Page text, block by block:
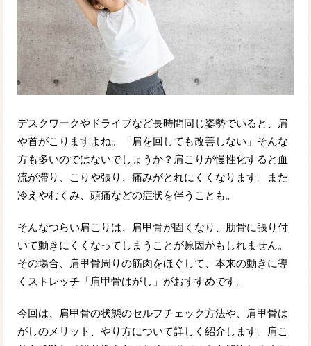
デスクワークやドライブなど長時間同じ姿勢でいると、肩
や首がこりますよね。「肩を回しても改善しない」そんな
方も多いのではないでしょうか？肩こりが慢性化すると血
流が滞り、こりや張り、痛みがとれにくくなります。また
冷えやむくみ、頭痛などの症状を伴うことも。
そんなつらい肩こりは、肩甲骨が固くなり、肋骨に張り付
いて動きにくくなってしまうことが原因かもしれません。
その場合、肩甲骨周りの筋肉をほぐして、本来の動きに導
くストレッチ「肩甲骨はがし」がおすすめです。
今回は、肩甲骨の状態のセルフチェック方法や、肩甲骨は
がしのメリット、やり方について詳しく紹介します。肩こ